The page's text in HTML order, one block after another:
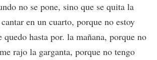
no se pone, sino que se quita la
en un cuarto, porque no estoy
hasta por. la mañana, porque no
rajo la garganta, porque no tengo